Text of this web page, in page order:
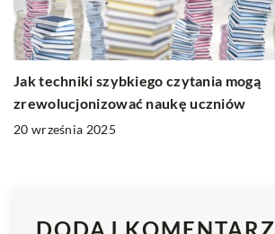
Jak techniki szybkiego czytania mogą
zrewolucjonizować naukę uczniów
20 września 2025